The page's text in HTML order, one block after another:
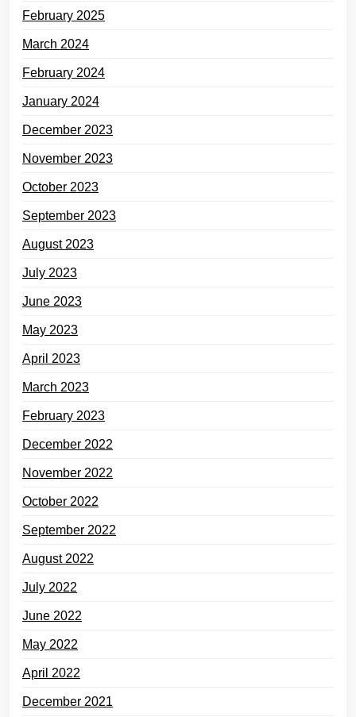
February 2025
March 2024
February 2024
January 2024
December 2023
November 2023
October 2023
September 2023
August 2023
July 2023
June 2023
May 2023
April 2023
March 2023
February 2023
December 2022
November 2022
October 2022
September 2022
August 2022
July 2022
June 2022
May 2022
April 2022
December 2021